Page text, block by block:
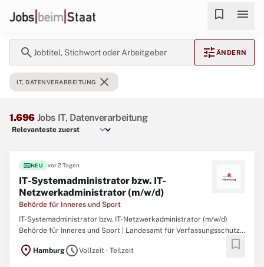
bookmark menu
search Jobtitel, Stichwort oder Arbeitgeber tune ÄNDERN
IT, DATENVERARBEITUNG close
1.696 Jobs IT, Datenverarbeitung
fiber_newNEU vor 2 Tagen
IT-Systemadministrator bzw. IT-
Netzwerkadministrator (m/w/d)
Behörde für Inneres und Sport
IT-Systemadministrator bzw. IT-Netzwerkadministrator (m/w/d)
Behörde für Inneres und Sport | Landesamt für Verfassungsschutz
Anstellung: Vollzeit/Teilzeit (unbefristet) Bezahlung: EGr. 12 TV-L
location_on HamburgscheduleVollzeit · Teilzeit bookmark